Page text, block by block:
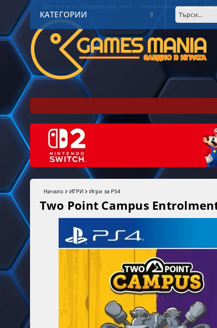
Достъпни и справедливи цени | Лесна комуникация |
КАТЕГОРИИ
Начало ИГРИ Игри за PS4
Two Point Campus